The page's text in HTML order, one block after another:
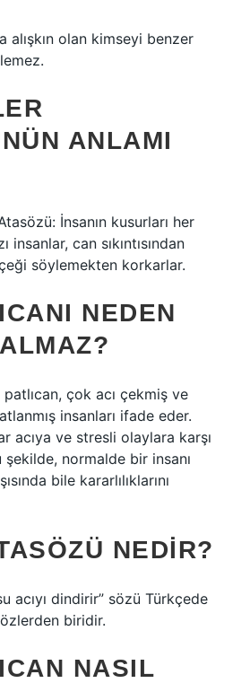
alışkın olan kimseyi benzer
ANLAMI
İnsanın kusurları her
insanlar, can sıkıntısından
söylemekten korkarlar.
NEDEN
çok acı çekmiş ve
insanları ifade eder.
acıya ve stresli olaylara karşı
şekilde, normalde bir insanı
bile kararlılıklarını
NEDIR?
acıyı dindirir” sözü Türkçede
biridir.
NASIL